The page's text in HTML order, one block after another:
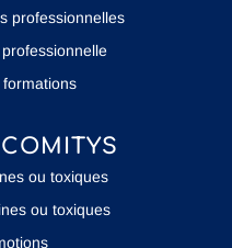
professionnelles
ou toxiques
ou toxiques